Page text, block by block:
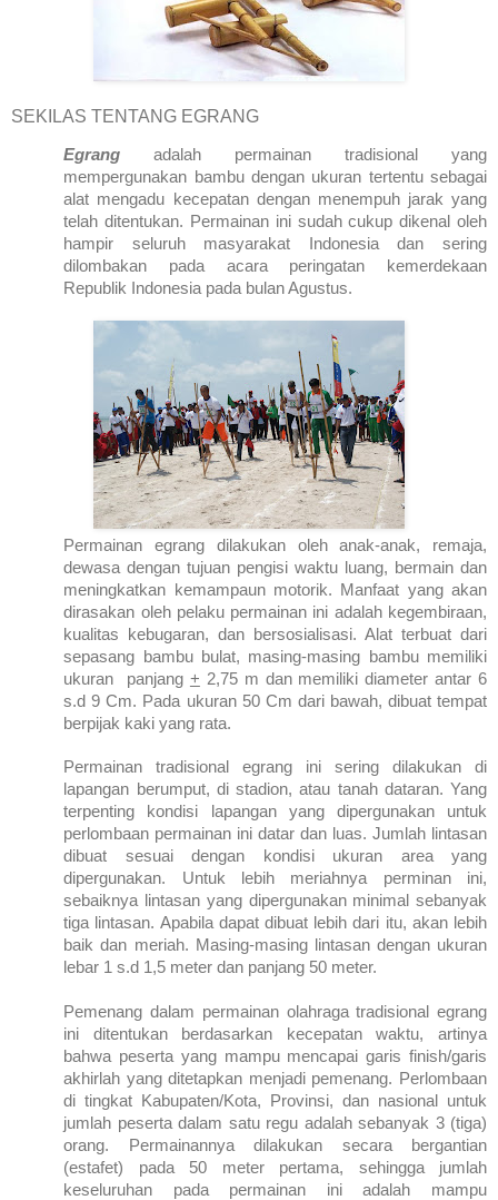
SEKILAS TENTANG EGRANG
Egrang adalah permainan tradisional yang
mempergunakan bambu dengan ukuran tertentu sebagai
alat mengadu kecepatan dengan menempuh jarak yang
telah ditentukan. Permainan ini sudah cukup dikenal oleh
hampir seluruh masyarakat Indonesiadan sering
dilombakan pada acara peringatan kemerdekaan
Republik Indonesia pada bulan Agustus.
Permainan egrang dilakukan oleh anak-anak, remaja,
dewasa dengan tujuan pengisi waktu luang, bermain dan
meningkatkan kemampaun motorik. Manfaat yang akan
dirasakan oleh pelaku permainan ini adalah kegembiraan,
kualitas kebugaran, dan bersosialisasi. Alat terbuat dari
sepasang bambu bulat, masing-masing bambu memiliki
ukuran panjang + 2,75 m dan memiliki diameter antar 6
s.d 9 Cm. Pada ukuran 50 Cm dari bawah, dibuat tempat
berpijak kaki yang rata.
Permainan tradisional egrang ini sering dilakukan di
lapangan berumput, di stadion, atau tanah dataran. Yang
terpenting kondisi lapangan yang dipergunakan untuk
perlombaan permainan ini datar dan luas. Jumlah lintasan
dibuat sesuai dengan kondisi ukuran area yang
dipergunakan. Untuk lebih meriahnya perminan ini,
sebaiknya lintasan yang dipergunakan minimal sebanyak
tiga lintasan. Apabila dapat dibuat lebih dari itu, akan lebih
baik dan meriah. Masing-masing lintasan dengan ukuran
lebar 1 s.d 1,5 meter dan panjang 50 meter.
Pemenang dalam permainan olahraga tradisional egrang
ini ditentukan berdasarkan kecepatan waktu, artinya
bahwa peserta yang mampu mencapai garis finish/garis
akhirlah yang ditetapkan menjadi pemenang. Perlombaan
di tingkat Kabupaten/Kota, Provinsi, dan nasional untuk
jumlah peserta dalam satu regu adalah sebanyak 3 (tiga)
orang. Permainannya dilakukan secara bergantian
(estafet) pada 50 meter pertama, sehingga jumlah
keseluruhan pada permainan ini adalah mampu